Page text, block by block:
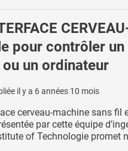
pour contrôler un
un ordinateur
il y a 6 années 10 mois
cerveau-machine sans fil
par cette équipe
of Technologie promet